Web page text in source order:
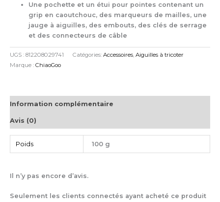
Une pochette et un étui pour pointes contenant un
grip en caoutchouc, des marqueurs de mailles, une
jauge à aiguilles, des embouts, des clés de serrage
et des connecteurs de câble
UGS : 812208029741 Catégories: Accessoires, Aiguilles à tricoter
Marque : ChiaoGoo
Information complémentaire
Avis (0)
Poids 100 g
Il n’y pas encore d’avis.
Seulement les clients connectés ayant acheté ce produit